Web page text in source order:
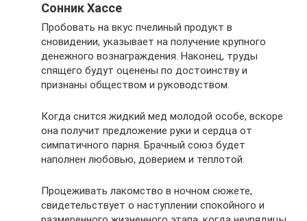
Сонник Хассе
Пробовать на вкус пчелиный продукт в
сновидении, указывает на получение крупного
денежного вознаграждения. Наконец, труды
спящего будут оценены по достоинству и
признаны обществом и руководством.
Когда снится жидкий мед молодой особе, вскоре
она получит предложение руки и сердца от
симпатичного парня. Брачный союз будет
наполнен любовью, доверием и теплотой.
Процеживать лакомство в ночном сюжете,
свидетельствует о наступлении спокойного и